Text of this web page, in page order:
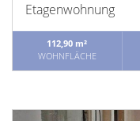
Etagenwohnung
112,90 m²
WOHNFLÄCHE